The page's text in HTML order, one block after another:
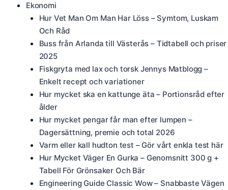
Ekonomi
Hur Vet Man Om Man Har Löss – Symtom, Luskam
Och Råd
Buss från Arlanda till Västerås – Tidtabell och priser
2025
Fiskgryta med lax och torsk Jennys Matblogg –
Enkelt recept och variationer
Hur mycket ska en kattunge äta – Portionsråd efter
ålder
Hur mycket pengar får man efter lumpen –
Dagersättning, premie och total 2026
Varm eller kall hudton test – Gör vårt enkla test här
Hur Mycket Väger En Gurka – Genomsnitt 300 g +
Tabell För Grönsaker Och Bär
Engineering Guide Classic Wow – Snabbaste Vägen